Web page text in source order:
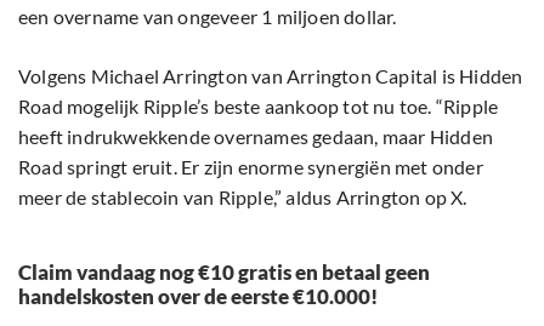
een overname van ongeveer 1 miljoen dollar.
Volgens Michael Arrington van Arrington Capital is Hidden
Road mogelijk Ripple’s beste aankoop tot nu toe. “Ripple
heeft indrukwekkende overnames gedaan, maar Hidden
Road springt eruit. Er zijn enorme synergiën met onder
meer de stablecoin van Ripple,” aldus Arrington op X.
Claim vandaag nog €10 gratis en betaal geen
handelskosten over de eerste €10.000!